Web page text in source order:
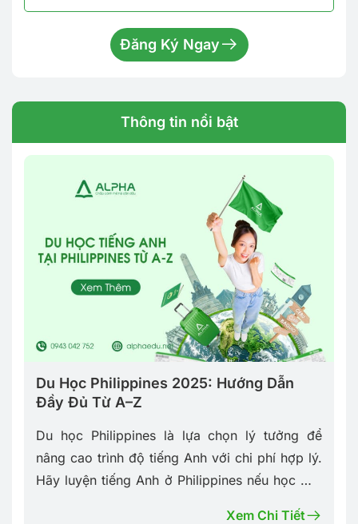
Đăng Ký Ngay
Thông tin nổi bật
Du Học Philippines 2025: Hướng Dẫn
Đầy Đủ Từ A–Z
Du học Philippines là lựa chọn lý tưởng để
nâng cao trình độ tiếng Anh với chi phí hợp lý.
Hãy luyện tiếng Anh ở Philippines nếu học mãi
Xem Chi Tiết